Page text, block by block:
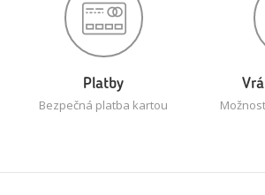
Platby
Bezpečná platba kartou